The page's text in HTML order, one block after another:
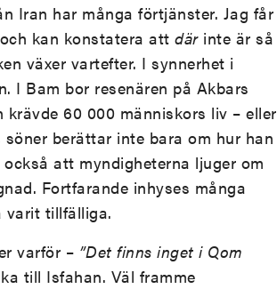
Iran har många förtjänster. Jag får
kan konstatera att därinte är så
växer vartefter. I synnerhet i
I Bam bor resenären på Akbars
60 000 människors liv – eller
berättar inte bara om hur han
att myndigheterna ljuger om
Fortfarande inhyses många
varit tillfälliga.
varför – ”Det finns inget i Qom
till Isfahan. Väl framme